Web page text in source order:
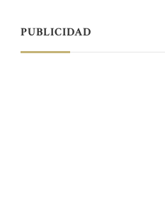
PUBLICIDAD